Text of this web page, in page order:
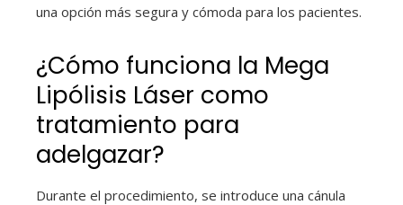
una opción más segura y cómoda para los pacientes.
¿Cómo funciona la Mega
Lipólisis Láser como
tratamiento para
adelgazar?
Durante el procedimiento, se introduce una cánula